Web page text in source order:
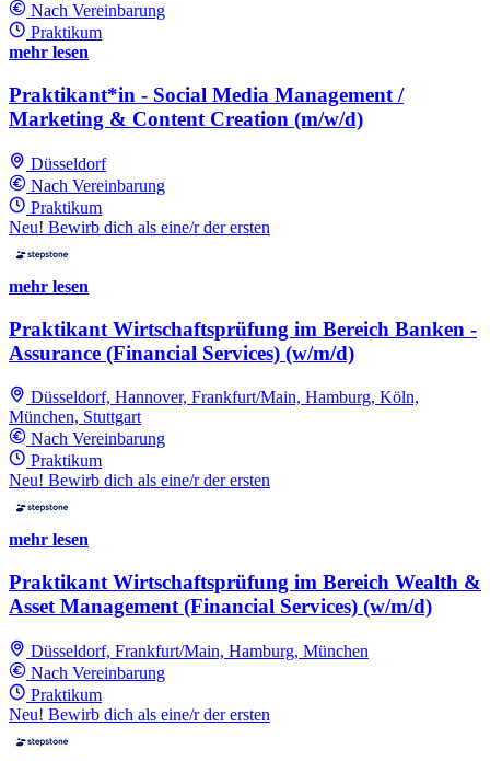
Nach Vereinbarung
Praktikum
mehr lesen
Praktikant*in - Social Media Management /
Marketing & Content Creation (m/w/d)
Düsseldorf
Nach Vereinbarung
Praktikum
Neu! Bewirb dich als eine/r der ersten
mehr lesen
Praktikant Wirtschaftsprüfung im Bereich Banken -
Assurance (Financial Services) (w/m/d)
Düsseldorf, Hannover, Frankfurt/Main, Hamburg, Köln,
München, Stuttgart
Nach Vereinbarung
Praktikum
Neu! Bewirb dich als eine/r der ersten
mehr lesen
Praktikant Wirtschaftsprüfung im Bereich Wealth &
Asset Management (Financial Services) (w/m/d)
Düsseldorf, Frankfurt/Main, Hamburg, München
Nach Vereinbarung
Praktikum
Neu! Bewirb dich als eine/r der ersten